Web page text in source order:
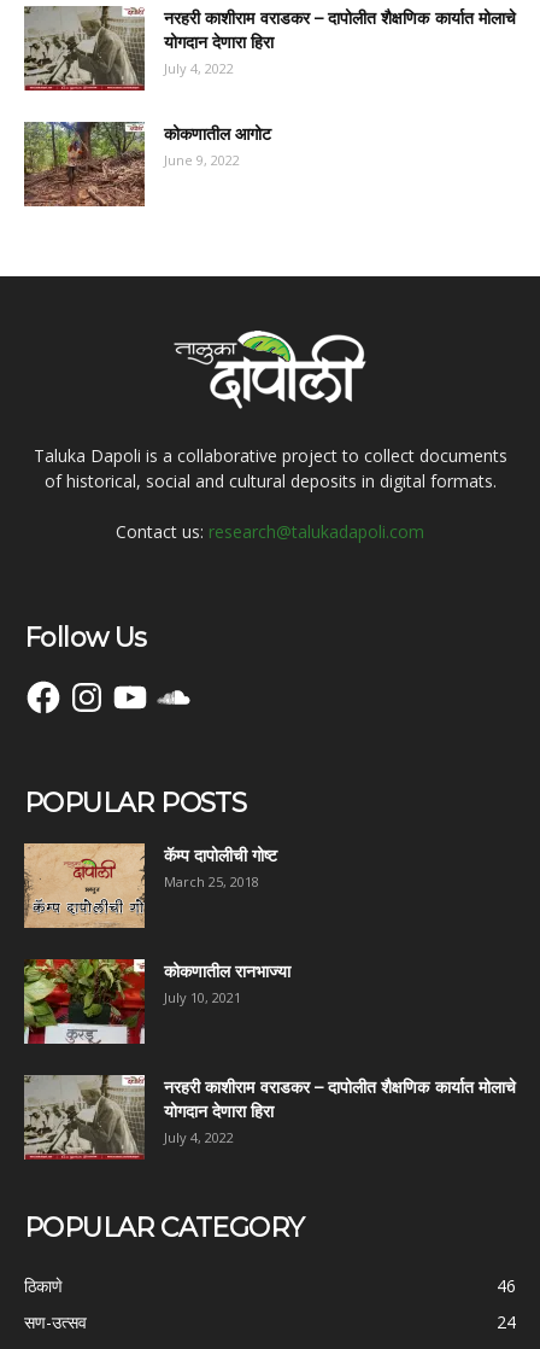
नरहरी काशीराम वराडकर – दापोलीत शैक्षणिक कार्यात मोलाचे
योगदान देणारा हिरा
July 4, 2022
कोकणातील आगोट
June 9, 2022
Taluka Dapoli is a collaborative project to collect documents
of historical, social and cultural deposits in digital formats.
Contact us: research@talukadapoli.com
Follow Us
FacebookInstagramYouTubeSoundCloud
POPULAR POSTS
कॅम्प दापोलीची गोष्ट
March 25, 2018
कोकणातील रानभाज्या
July 10, 2021
नरहरी काशीराम वराडकर – दापोलीत शैक्षणिक कार्यात मोलाचे
योगदान देणारा हिरा
July 4, 2022
POPULAR CATEGORY
ठिकाणे
46
सण-उत्सव
24